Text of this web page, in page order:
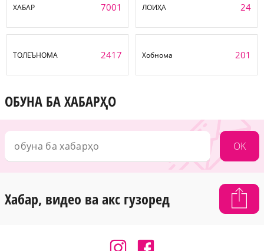
ХАБАР 7001 ЛОИҲА 24
ТОЛЕЪНОМА 2417 Хобнома 201
ОБУНА БА ХАБАРҲО
OK
Хабар, видео ва акс гузоред